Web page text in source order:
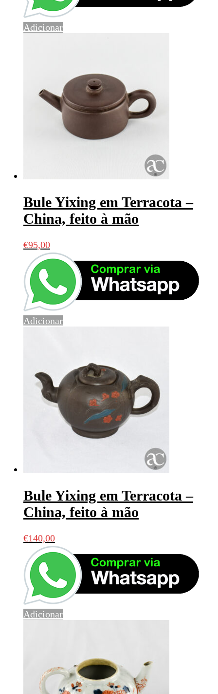
Adicionar
Bule Yixing em Terracota –
China, feito à mão
€95,00
Adicionar
Bule Yixing em Terracota –
China, feito à mão
€140,00
Adicionar